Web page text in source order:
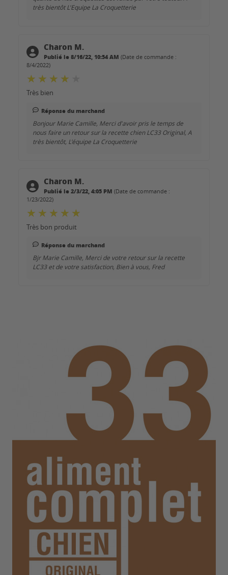
très bientôt L'Equipe La Croquetterie
Charon M.
Publié le 8/16/22, 10:54 AM (Date de commande :
8/4/2022)
Très bien
Réponse du marchand
Bonjour Marie Camille, Merci d'avoir pris le temps de
nous faire un retour sur la recette chien LC33 Original, A
très bientôt, L'équipe La Croquetterie
Charon M.
Publié le 2/3/22, 4:05 PM (Date de commande :
1/23/2022)
Très bon produit
Réponse du marchand
Bjr Marie Camille, Merci de votre retour sur la recette
LC33 et de votre satisfaction, Bien à vous, Fred